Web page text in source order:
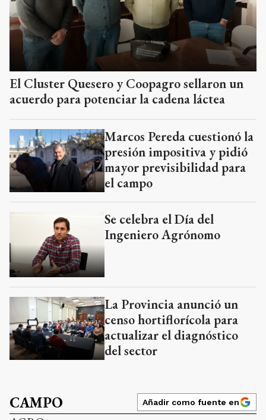
El Cluster Quesero y Coopagro sellaron un
acuerdo para potenciar la cadena láctea
Marcos Pereda cuestionó la
presión impositiva y pidió
mayor previsibilidad para
el campo
Se celebra el Día del
Ingeniero Agrónomo
La Provincia anunció un
censo hortiflorícola para
actualizar el diagnóstico
del sector
CAMPO Añadir como fuente en